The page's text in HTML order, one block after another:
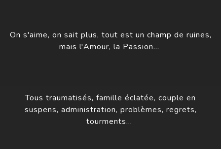
On s'aime, on sait plus, tout est un champ de ruines,
mais l'Amour, la Passion…
Tous traumatisés, famille éclatée, couple en
suspens, administration, problèmes, regrets,
tourments…